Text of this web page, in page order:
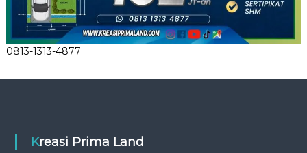
0813-1313-4877
Kreasi Prima Land